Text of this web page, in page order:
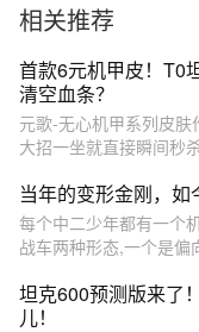
相关推荐
首款6元机甲皮！T0
清空血条？
元歌-无心机甲系列皮
大招一坐就直接瞬间秒
当年的变形金刚，
每个中二少年都有一个
战车两种形态,一个是偏
坦克600预测版来了
儿！